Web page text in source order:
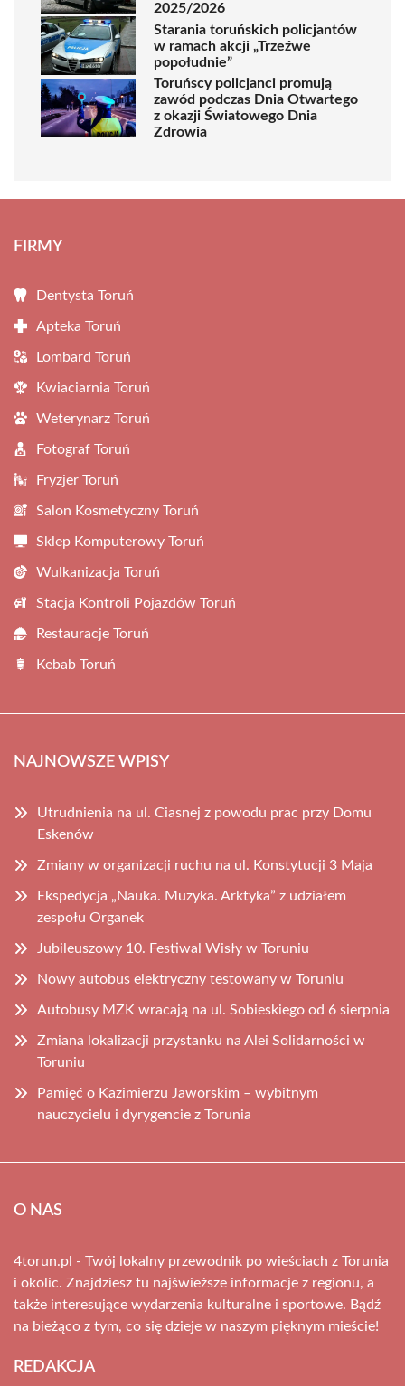
2025/2026
Starania toruńskich policjantów
w ramach akcji „Trzeźwe
popołudnie”
Toruńscy policjanci promują
zawód podczas Dnia Otwartego
z okazji Światowego Dnia
Zdrowia
FIRMY
Dentysta Toruń
Apteka Toruń
Lombard Toruń
Kwiaciarnia Toruń
Weterynarz Toruń
Fotograf Toruń
Fryzjer Toruń
Salon Kosmetyczny Toruń
Sklep Komputerowy Toruń
Wulkanizacja Toruń
Stacja Kontroli Pojazdów Toruń
Restauracje Toruń
Kebab Toruń
NAJNOWSZE WPISY
Utrudnienia na ul. Ciasnej z powodu prac przy Domu
Eskenów
Zmiany w organizacji ruchu na ul. Konstytucji 3 Maja
Ekspedycja „Nauka. Muzyka. Arktyka” z udziałem
zespołu Organek
Jubileuszowy 10. Festiwal Wisły w Toruniu
Nowy autobus elektryczny testowany w Toruniu
Autobusy MZK wracają na ul. Sobieskiego od 6 sierpnia
Zmiana lokalizacji przystanku na Alei Solidarności w
Toruniu
Pamięć o Kazimierzu Jaworskim – wybitnym
nauczycielu i dyrygencie z Torunia
O NAS
4torun.pl - Twój lokalny przewodnik po wieściach z Torunia
i okolic. Znajdziesz tu najświeższe informacje z regionu, a
także interesujące wydarzenia kulturalne i sportowe. Bądź
na bieżąco z tym, co się dzieje w naszym pięknym mieście!
REDAKCJA